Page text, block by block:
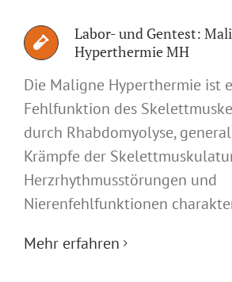
Labor- und Gentest:
Hyperthermie MH
Die Maligne Hyperthermie ist
Fehlfunktion des
durch Rhabdomyolyse,
Krämpfe der
Herzrhythmusstörungen und
Nierenfehlfunktionen
Mehr erfahren